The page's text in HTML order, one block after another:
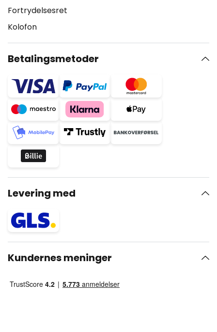
Fortrydelsesret
Kolofon
Betalingsmetoder
Levering med
Kundernes meninger